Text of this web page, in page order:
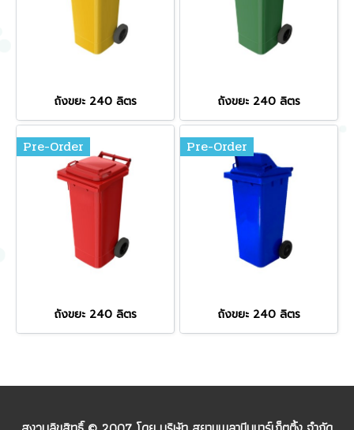
ถังขยะ 240 ลิตร ถังขยะ 240 ลิตร
Pre-Order
ถังขยะ 240 ลิตร
Pre-Order
ถังขยะ 240 ลิตร